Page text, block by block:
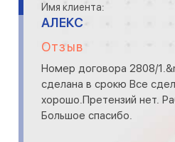
Имя клиента:
АЛЕКС
Отзыв
Номер договора 2808/
сделана в срокю Все
хорошо.Претензий нет.
Большое спасибо.